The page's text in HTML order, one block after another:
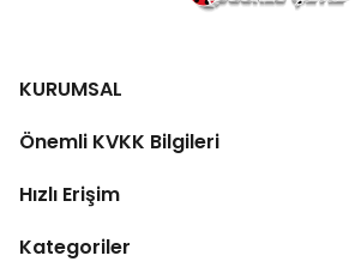
KURUMSAL
Önemli KVKK Bilgileri
Hızlı Erişim
Kategoriler